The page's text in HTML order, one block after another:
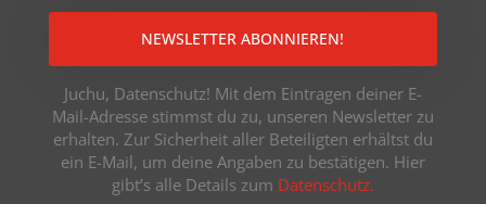
NEWSLETTER ABONNIEREN!
Juchu, Datenschutz! Mit dem Eintragen deiner E-
Mail-Adresse stimmst du zu, unseren Newsletter zu
erhalten. Zur Sicherheit aller Beteiligten erhältst du
ein E-Mail, um deine Angaben zu bestätigen. Hier
gibt’s alle Details zum Datenschutz.